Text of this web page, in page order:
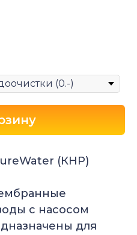
(КНР)
с насосом
для